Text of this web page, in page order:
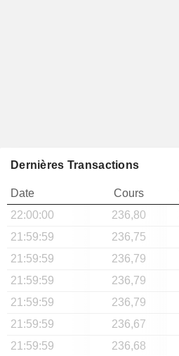
Dernières Transactions
Date Cours
22:00:00
236,80
21:59:59
236,75
21:59:59
236,79
21:59:59
236,79
21:59:59
236,79
21:59:59
236,67
21:59:59
236,68